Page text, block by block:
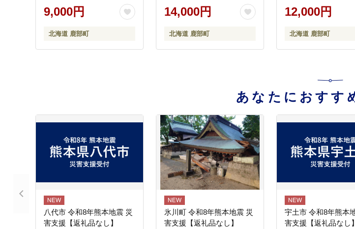
9,000円
北海道 鹿部町
14,000円
北海道 鹿部町
12,000円
北海道 鹿部町
あなたにおすす
八代市 令和8年熊本地震 災
害支援【返礼品なし】
氷川町 令和8年熊本地震 災
害支援【返礼品なし】
宇土市 令和8年熊本
害支援【返礼品なし】